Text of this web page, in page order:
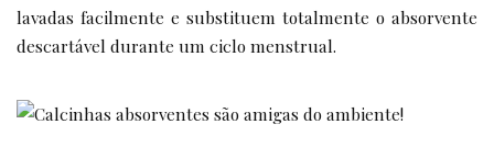
lavadas facilmente e substituem totalmente o absorvente
descartável durante um ciclo menstrual.